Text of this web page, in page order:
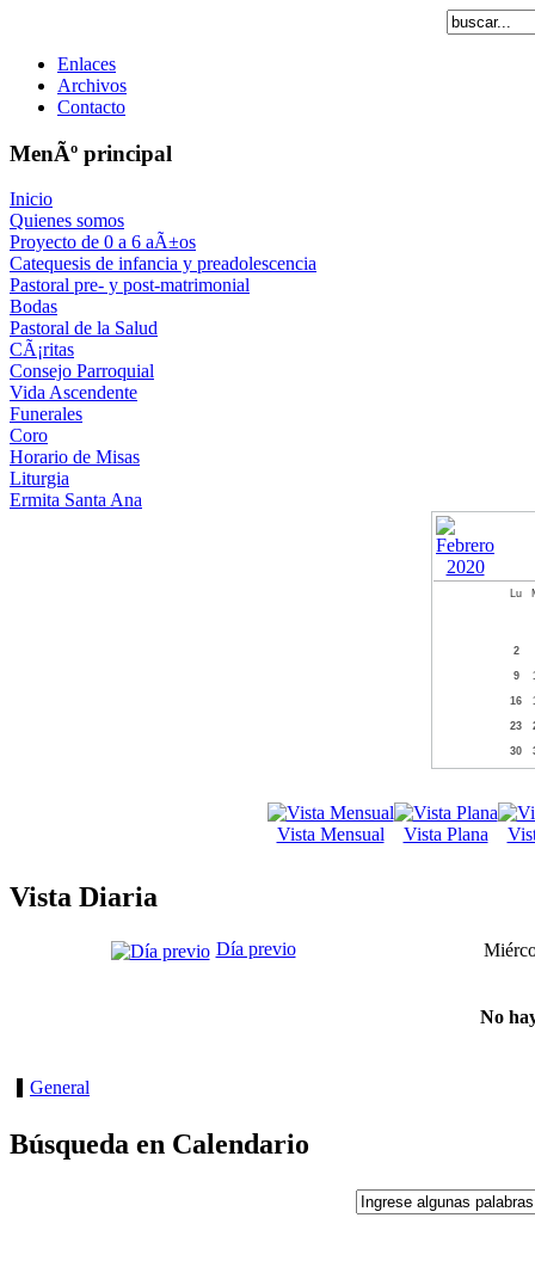
Enlaces
Archivos
Contacto
MenÃº principal
Inicio
Quienes somos
Proyecto de 0 a 6 aÃ±os
Catequesis de infancia y preadolescencia
Pastoral pre- y post-matrimonial
Bodas
Pastoral de la Salud
CÃ¡ritas
Consejo Parroquial
Vida Ascendente
Funerales
Coro
Horario de Misas
Liturgia
Ermita Santa Ana
Lu
2
9
16
23
30
Vista Mensual Vista Plana
Vista Diaria
Día previo
No
General
Búsqueda en Calendario